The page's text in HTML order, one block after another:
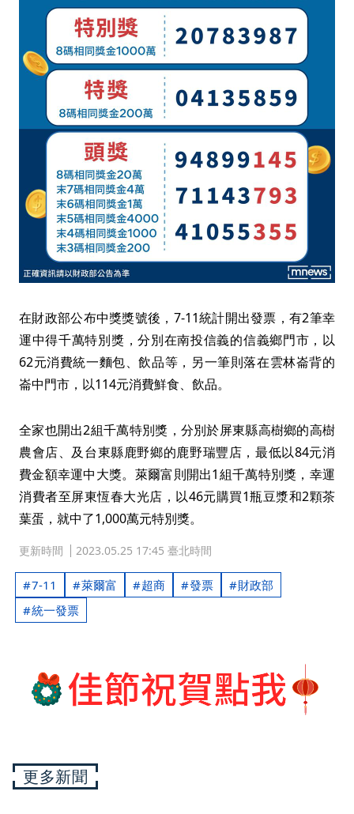
在財政部公布中獎獎號後，7-11統計開出發票，有2筆幸
運中得千萬特別獎，分別在南投信義的信義鄉門市，以
62元消費統一麵包、飲品等，另一筆則落在雲林崙背的
崙中門市，以114元消費鮮食、飲品。
全家也開出2組千萬特別獎，分別於屏東縣高樹鄉的高樹
農會店、及台東縣鹿野鄉的鹿野瑞豐店，最低以84元消
費金額幸運中大獎。萊爾富則開出1組千萬特別獎，幸運
消費者至屏東恆春大光店，以46元購買1瓶豆漿和2顆茶
葉蛋，就中了1,000萬元特別獎。
更新時間 2023.05.25 17:45 臺北時間
7-11 萊爾富 超商 發票
財政部
統一發票
更多新聞